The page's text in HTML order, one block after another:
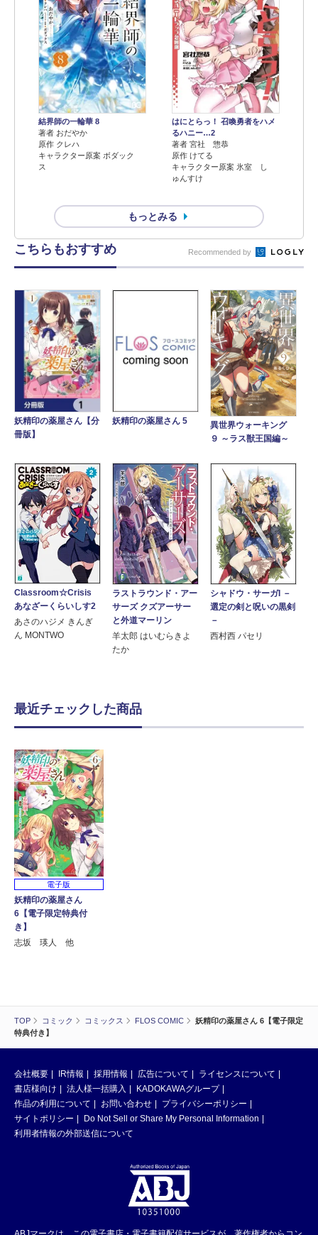
TOP コミック コミックス FLOS COMIC
妖精印の薬屋さん 6【電子限定
特典付き】
結界師の一輪華 8
著者 おだやか
原作 クレハ
キャラクター原案 ボダック
ス
はにとらっ！ 召喚勇者をハメ
るハニー…2
著者 宮社 惣恭
原作 けてる
キャラクター原案 氷室 し
ゅんすけ
もっとみる
こちらもおすすめ Recommended by
妖精印の薬屋さん【分
冊版】
妖精印の薬屋さん 5
異世界ウォーキング
９ ～ラス獣王国編～
Classroom☆Crisis
あなざーくらいしす2
あさのハジメ きんぎ
ん MONTWO
ラストラウンド・アー
サーズ クズアーサー
と外道マーリン
羊太郎 はいむらきよ
たか
シャドウ・サーガI －
選定の剣と呪いの黒剣
－
西村西 パセリ
最近チェックした商品
電子版
妖精印の薬屋さん
6【電子限定特典付
き】
志坂 瑛人 他
会社概要 IR情報 採用情報 広告について
ライセンスについて
書店様向け
法人様一括購入
KADOKAWAグループ
作品の利用について
お問い合わせ
プライバシーポリシー
サイトポリシー
Do Not Sell or Share My Personal Information
利用者情報の外部送信について